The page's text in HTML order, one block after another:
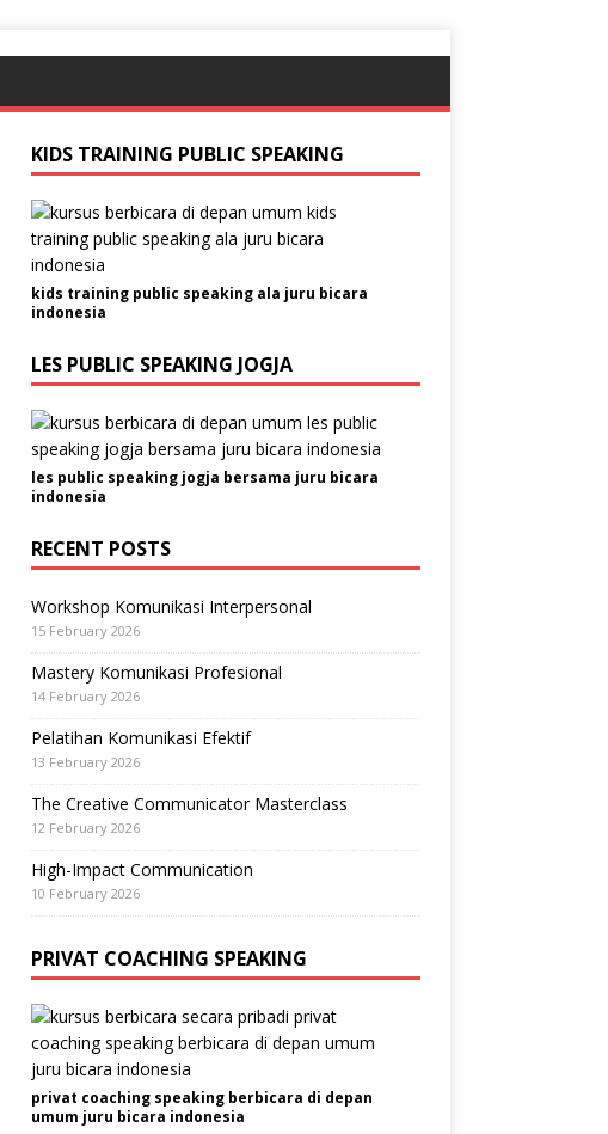
KIDS TRAINING PUBLIC SPEAKING
kids training public speaking ala juru bicara
indonesia
LES PUBLIC SPEAKING JOGJA
les public speaking jogja bersama juru bicara
indonesia
RECENT POSTS
Workshop Komunikasi Interpersonal
15 February 2026
Mastery Komunikasi Profesional
14 February 2026
Pelatihan Komunikasi Efektif
13 February 2026
The Creative Communicator Masterclass
12 February 2026
High-Impact Communication
10 February 2026
PRIVAT COACHING SPEAKING
privat coaching speaking berbicara di depan
umum juru bicara indonesia